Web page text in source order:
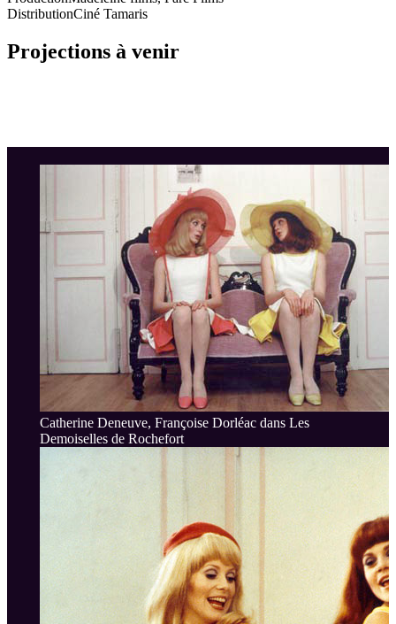
DistributionCiné Tamaris
Projections à venir
Catherine Deneuve, Françoise Dorléac dans Les
Demoiselles de Rochefort